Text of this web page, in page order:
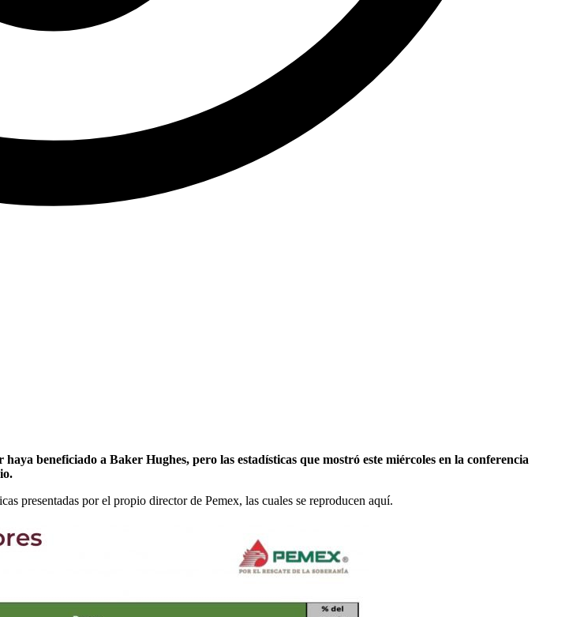
beneficiado a Baker Hughes, pero las estadísticas que mostró este miércoles en la conferencia
presentadas por el propio director de Pemex, las cuales se reproducen aquí.